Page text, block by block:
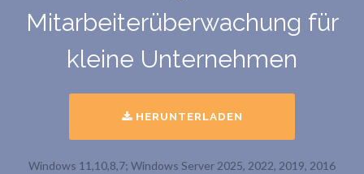
Mitarbeiterüberwachung für
kleine Unternehmen
HERUNTERLADEN
Windows 11,10,8,7; Windows Server 2025, 2022, 2019, 2016